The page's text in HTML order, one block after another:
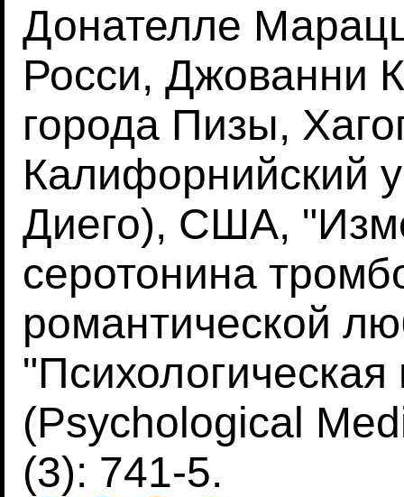
Донателле
Росси, Джованни
города Пизы,
Калифорнийский
Диего), США,
серотонина
романтической
(Psychological
(3): 741-5.